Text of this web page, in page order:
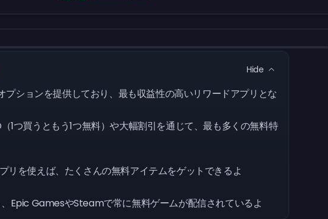
Hide
ションを提供しており、最も収益性の高いリワードアプリとな
1つ買うともう1つ無料）や大幅割引を通じて、最も多くの無料特
リを使えば、たくさんの無料アイテムをゲットできるよ
Epic GamesやSteamで常に無料ゲームが配信されているよ